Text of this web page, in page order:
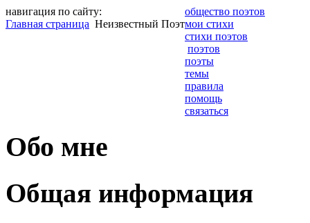
навигация по сайту:
Главная страница Неизвестный Поэт
общество поэтов
мои стихи
стихи поэтов
поэтов
поэты
темы
правила
помощь
связаться
Обо мне
Общая информация